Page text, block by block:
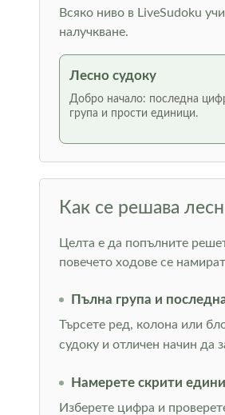
Всяко ниво в LiveSudoku
налучкване.
Лесно судоку
Добро начало: последна
група и прости единици.
Как се решава
Целта е да попълните
повечето ходове се
Пълна група и
Търсете ред, колона или
судоку и отличен начин да
Намерете скрити
Изберете цифра и